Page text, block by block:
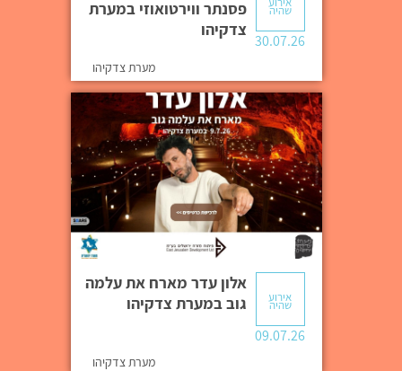
פסנתר ווירטואוזי במערת
צדקיהו
מערת צדקיהו
שהיה
30.07.26
אלון עדר מארח את עלמה
גוב במערת צדקיהו
מערת צדקיהו
אירוע
שהיה
09.07.26